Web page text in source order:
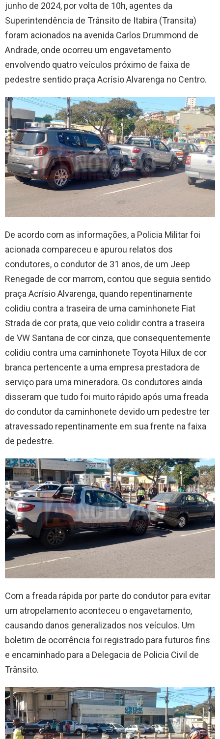
junho de 2024, por volta de 10h, agentes da
Superintendência de Trânsito de Itabira (Transita)
foram acionados na avenida Carlos Drummond de
Andrade, onde ocorreu um engavetamento
envolvendo quatro veículos próximo de faixa de
pedestre sentido praça Acrísio Alvarenga no Centro.
De acordo com as informações, a Policia Militar foi
acionada compareceu e apurou relatos dos
condutores, o condutor de 31 anos, de um Jeep
Renegade de cor marrom, contou que seguia sentido
praça Acrísio Alvarenga, quando repentinamente
colidiu contra a traseira de uma caminhonete Fiat
Strada de cor prata, que veio colidir contra a traseira
de VW Santana de cor cinza, que consequentemente
colidiu contra uma caminhonete Toyota Hilux de cor
branca pertencente a uma empresa prestadora de
serviço para uma mineradora. Os condutores ainda
disseram que tudo foi muito rápido após uma freada
do condutor da caminhonete devido um pedestre ter
atravessado repentinamente em sua frente na faixa
de pedestre.
Com a freada rápida por parte do condutor para evitar
um atropelamento aconteceu o engavetamento,
causando danos generalizados nos veículos. Um
boletim de ocorrência foi registrado para futuros fins
e encaminhado para a Delegacia de Policia Civil de
Trânsito.